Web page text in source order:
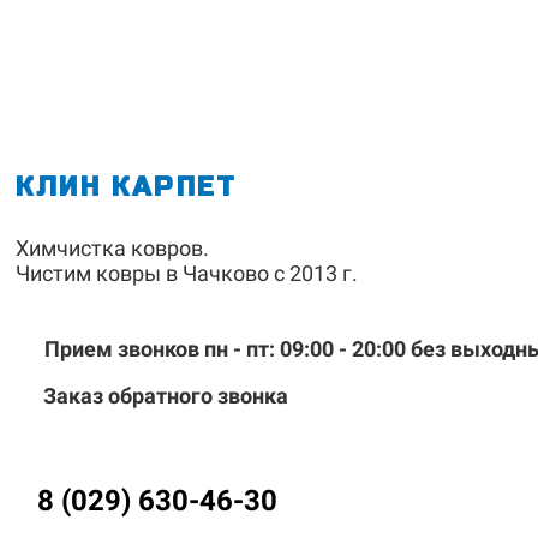
КЛИН КАРПЕТ
Химчистка ковров.
Чистим ковры в Чачково с 2013 г.
Прием звонков пн - пт: 09:00 - 20:00без
Заказ обратного звонка
8 (029) 630-46-30